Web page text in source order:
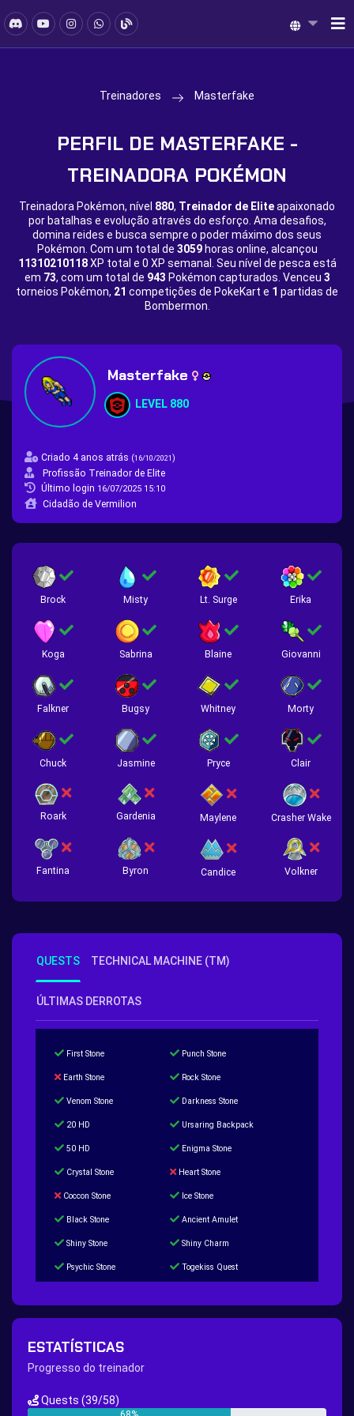
Treinadores Masterfake
PERFIL DE MASTERFAKE -
TREINADORA POKÉMON
Treinadora Pokémon, nível 880, Treinador de Eliteapaixonado
por batalhas e evolução através do esforço. Ama desafios,
domina reides e busca sempre o poder máximo dos seus
Pokémon. Com um total de 3059horas online, alcançou
11310210118XP total e 0 XP semanal. Seu nível de pesca está
em 73, com um total de 943 Pokémon capturados. Venceu 3
torneios Pokémon, 21 competições de PokeKart e 1 partidas de
Bombermon.
Masterfake
LEVEL 880
Criado 4 anos atrás (16/10/2021)
Profissão Treinador de Elite
Último login 16/07/2025 15:10
Cidadão de Vermilion
Brock Misty Lt. Surge Erika
Koga Sabrina Blaine Giovanni
Falkner Bugsy Whitney Morty
Chuck Jasmine Pryce Clair
Roark Gardenia Maylene Crasher Wake
Fantina Byron Candice Volkner
QUESTS TECHNICAL MACHINE (TM)
ÚLTIMAS DERROTAS
First Stone Punch Stone
Earth Stone Rock Stone
Venom Stone Darkness Stone
20 HD Ursaring Backpack
50 HD Enigma Stone
Crystal Stone Heart Stone
Coccon Stone Ice Stone
Black Stone Ancient Amulet
Shiny Stone Shiny Charm
Psychic Stone Togekiss Quest
200 Great Ball Quest
Hippie Outfit Quest
New Continent Quest pt.1 New Continent Quest pt.2
ESTATÍSTICAS
Progresso do treinador
Quests (39/58)